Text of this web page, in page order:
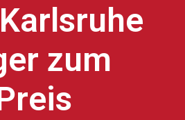
zum